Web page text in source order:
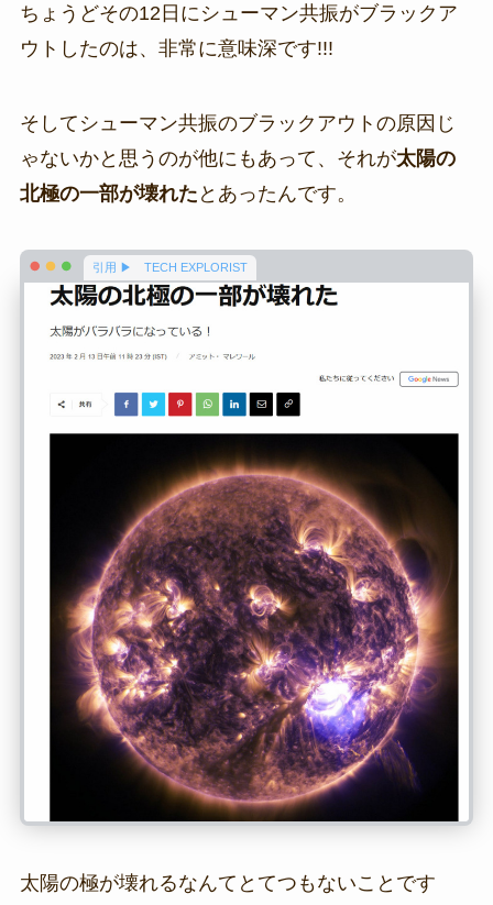
ちょうどその12日にシューマン共振がブラックア
ウトしたのは、非常に意味深です!!!
そしてシューマン共振のブラックアウトの原因じ
ゃないかと思うのが他にもあって、それが太陽の
北極の一部が壊れた とあったんです。
引用 ▶ TECH EXPLORIST
太陽の極が壊れるなんてとてつもないことです